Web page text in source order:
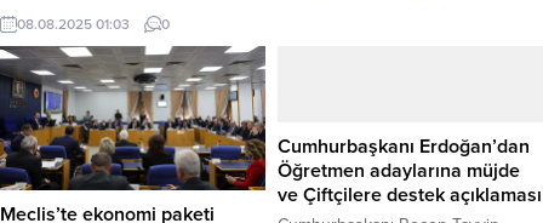
ülke arasında 4 anlaşma imzalandı.
Haber Merkezi – Cumhurbaşkanlığı
Külliyesi’nde baş başa ve heyetler
arası görüşmelerin ardından çeşitli
anlaşmaların imza törenine geçildi.
Törende, Millî Savunma Bakanı
Yaşar Güler ve Senegal Silahlı
Kuvvetler Bakanı General Birame
Diop, “Türkiye Cumhuriyeti
08.08.2025 01:03 0
alım için başvurular bugün (17 Mart
2025) itibarıyla başladı. OGM’nin
yaptığı açıklamaya göre,...
Meclis’te ekonomi paketi
Cumhurbaşkanı Erdoğan’dan
Öğretmen adaylarına müjde
ve Çiftçilere destek açıklaması